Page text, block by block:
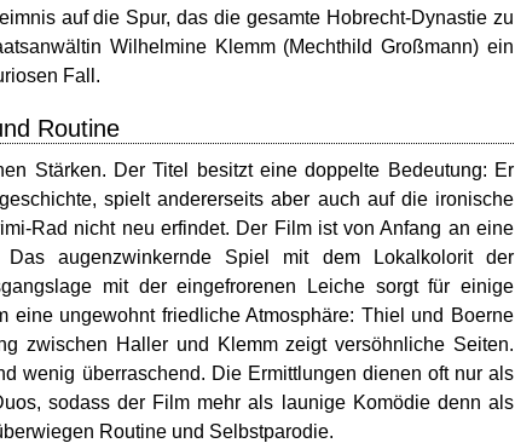
auf die Spur, das die gesamte Hobrecht-Dynastie zu
Wilhelmine Klemm (Mechthild Großmann) ein
Fall.
Routine
Stärken. Der Titel besitzt eine doppelte Bedeutung: Er
spielt andererseits aber auch auf die ironische
Rad nicht neu erfindet. Der Film ist von Anfang an eine
augenzwinkernde Spiel mit dem Lokalkolorit der
mit der eingefrorenen Leiche sorgt für einige
eine ungewohnt friedliche Atmosphäre: Thiel und Boerne
zwischen Haller und Klemm zeigt versöhnliche Seiten.
wenig überraschend. Die Ermittlungen dienen oft nur als
sodass der Film mehr als launige Komödie denn als
Routine und Selbstparodie.